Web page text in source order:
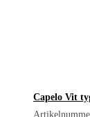
Capelo Vit